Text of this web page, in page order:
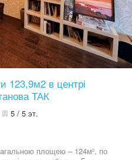
123,9м2 в центрі
ТАК
5 / 5 эт.
площею – 124м², по